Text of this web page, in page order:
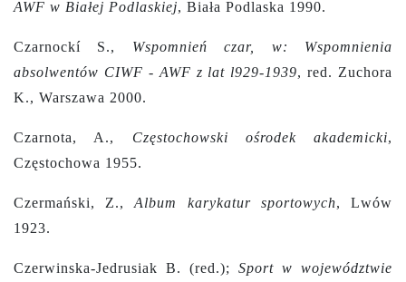
AWF w Białej Podlaskiej, Biała Podlaska 1990.
Czarnockí S., Wspomnień czar, w: Wspomnienia
absolwentów CIWF - AWF z lat l929-1939, red. Zuchora
K., Warszawa 2000.
Czarnota, A., Częstochowski ośrodek akademicki,
Częstochowa 1955.
Czermański, Z.,Album karykatur sportowych, Lwów
1923.
Czerwinska-Jedrusiak B. (red.); Sport w województwie